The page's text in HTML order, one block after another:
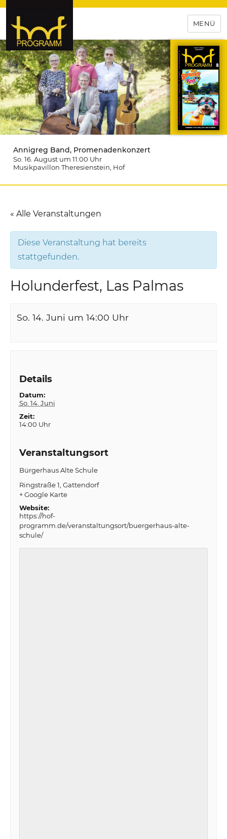
hof-programm – das
Veranstaltungsportal für
Hochfranken
MENÜ
Annigreg Band, Promenadenkonzert
So. 16. August um 11:00 Uhr
Musikpavillon Theresienstein , Hof
« Alle Veranstaltungen
Diese Veranstaltung hat bereits
stattgefunden.
Holunderfest, Las Palmas
So. 14. Juni um 14:00 Uhr
Details
Datum:
So. 14. Juni
Zeit:
14:00 Uhr
Veranstaltungsort
Bürgerhaus Alte Schule
Ringstraße 1 Gattendorf
+ Google Karte
Website:
https://hof-
programm.de/veranstaltungsort/buergerhaus-alte-
schule/